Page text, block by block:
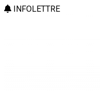
INFOLETTRE